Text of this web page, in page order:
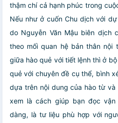
thậm chí cả hạnh phúc trong
Nếu như ở cuốn Chu dịch với
do Nguyễn Văn Mậu biên dịch
theo mối quan hệ bản thân nội
giữa hào quẻ với tiết lệnh thì ở
quẻ với chuyên đề cụ thể, bình
dựa trên nội dung của hào từ
xem là cách giúp bạn đọc
dàng, là tư liệu phù hợp với